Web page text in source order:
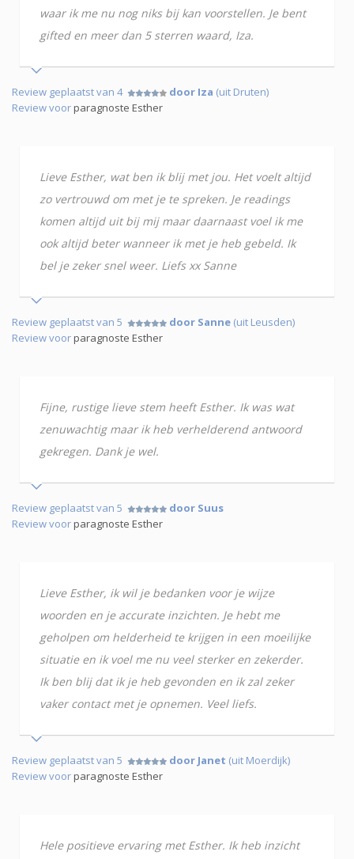
waar ik me nu nog niks bij kan voorstellen. Je bent
gifted en meer dan 5 sterren waard, Iza.
Review geplaatst van 4 door Iza (uit Druten)
Review voorparagnoste Esther
Lieve Esther, wat ben ik blij met jou. Het voelt altijd
zo vertrouwd om met je te spreken. Je readings
komen altijd uit bij mij maar daarnaast voel ik me
ook altijd beter wanneer ik met je heb gebeld. Ik
bel je zeker snel weer. Liefs xx Sanne
Review geplaatst van 5 door Sanne (uit Leusden)
Review voorparagnoste Esther
Fijne, rustige lieve stem heeft Esther. Ik was wat
zenuwachtig maar ik heb verhelderend antwoord
gekregen. Dank je wel.
Review geplaatst van 5
door Suus
Review voorparagnoste Esther
Lieve Esther, ik wil je bedanken voor je wijze
woorden en je accurate inzichten. Je hebt me
geholpen om helderheid te krijgen in een moeilijke
situatie en ik voel me nu veel sterker en zekerder.
Ik ben blij dat ik je heb gevonden en ik zal zeker
vaker contact met je opnemen. Veel liefs.
Review geplaatst van 5 door Janet (uit Moerdijk)
Review voorparagnoste Esther
Hele positieve ervaring met Esther. Ik heb inzicht